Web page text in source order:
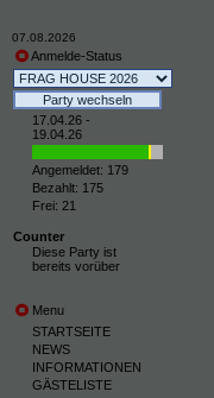
07.08.2026
Anmelde-Status
17.04.26 -
19.04.26
Angemeldet: 179
Bezahlt: 175
Frei: 21
Counter
Diese Party ist
bereits vorüber
Menu
STARTSEITE
NEWS
INFORMATIONEN
GÄSTELISTE